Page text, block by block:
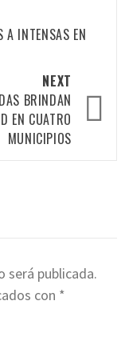
A INTENSAS EN
NEXT
BRINDAN
EN CUATRO
MUNICIPIOS
será publicada.
con *